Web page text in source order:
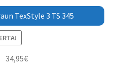
TexStyle 3 TS 345
34,95€